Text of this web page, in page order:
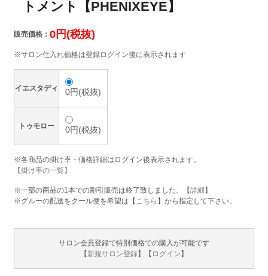
トメント【PHENIXEYE】
販売価格： 0円(税抜)
※サロン仕入れ価格は登録ログイン後に表示されます
イエスタディ 0円(税抜)
トゥモロー 0円(税抜)
※各商品の掛け率・価格詳細はログイン後表示されます。
【掛け率の一覧】
※一部の商品の1本での割引販売は終了致しました。【詳細 】
※グルーの配送をクール便を希望は【 こちら 】から指定して下さい。
サロン会員登録で特別価格での購入が可能です
【 新規サロン登録】【 ログイン 】